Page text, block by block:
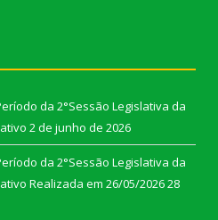
da 2°Sessão Legislativa da
2 de junho de 2026
da 2°Sessão Legislativa da
Realizada em 26/05/202628